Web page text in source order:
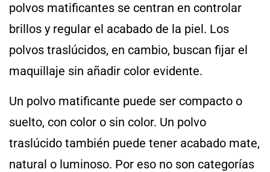
polvos matificantes se centran en controlar
brillos y regular el acabado de la piel. Los
polvos traslúcidos, en cambio, buscan fijar el
maquillaje sin añadir color evidente.
Un polvo matificante puede ser compacto o
suelto, con color o sin color. Un polvo
traslúcido también puede tener acabado mate,
natural o luminoso. Por eso no son categorías